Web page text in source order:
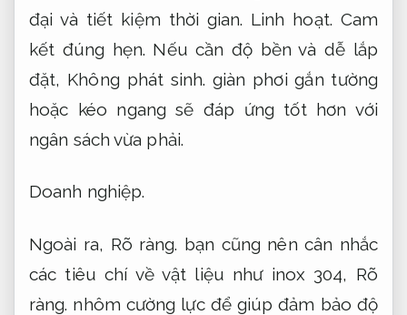
đại và tiết kiệm thời gian. Linh hoạt. Cam
kết đúng hẹn. Nếu cần độ bền và dễ lắp
đặt, Không phát sinh. giàn phơi gắn tường
hoặc kéo ngang sẽ đáp ứng tốt hơn với
ngân sách vừa phải.
Doanh nghiệp.
Ngoài ra, Rõ ràng. bạn cũng nên cân nhắc
các tiêu chí về vật liệu như inox 304, Rõ
ràng. nhôm cường lực để giúp đảm bảo độ